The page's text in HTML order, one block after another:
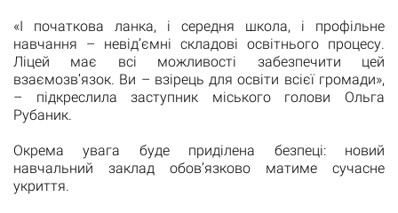
«І початкова ланка, і середня школа, і профільне
навчання – невід’ємні складові освітнього процесу.
Ліцей має всі можливості забезпечити цей
взаємозв’язок. Ви – взірець для освіти всієї громади»,
– підкреслила заступник міського голови Ольга
Рубаник.
Окрема увага буде приділена безпеці: новий
навчальний заклад обов’язково матиме сучасне
укриття.